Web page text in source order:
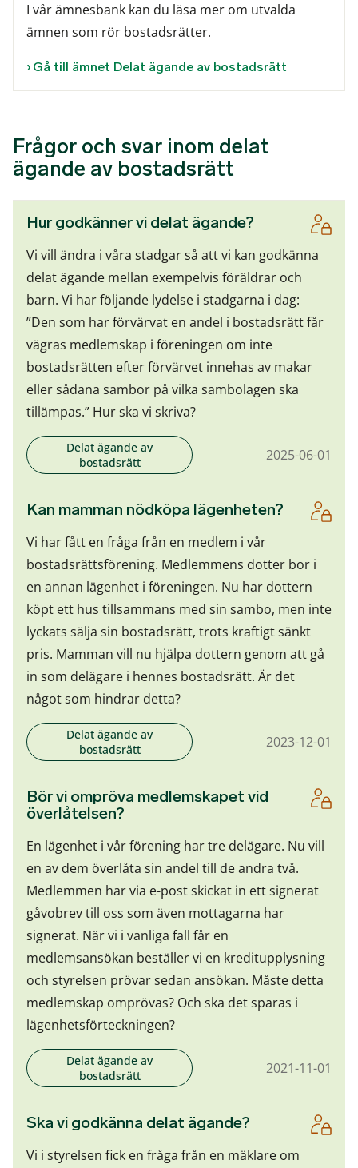
I vår ämnesbank kan du läsa mer om utvalda
ämnen som rör bostadsrätter.
Gå till ämnet Delat ägande av bostadsrätt
Frågor och svar inom delat
ägande av bostadsrätt
Hur godkänner vi delat ägande?
Vi vill ändra i våra stadgar så att vi kan godkänna
delat ägande mellan exempelvis föräldrar och
barn. Vi har följande lydelse i stadgarna i dag:
”Den som har förvärvat en andel i bostadsrätt får
vägras medlemskap i föreningen om inte
bostadsrätten efter förvärvet innehas av makar
eller sådana sambor på vilka sambolagen ska
tillämpas.” Hur ska vi skriva?
Delat ägande av
bostadsrätt
2025-06-01
Kan mamman nödköpa lägenheten?
Vi har fått en fråga från en medlem i vår
bostadsrättsförening. Medlemmens dotter bor i
en annan lägenhet i föreningen. Nu har dottern
köpt ett hus tillsammans med sin sambo, men inte
lyckats sälja sin bostadsrätt, trots kraftigt sänkt
pris. Mamman vill nu hjälpa dottern genom att gå
in som delägare i hennes bostadsrätt. Är det
något som hindrar detta?
Delat ägande av
bostadsrätt
2023-12-01
Bör vi ompröva medlemskapet vid
överlåtelsen?
En lägenhet i vår förening har tre delägare. Nu vill
en av dem överlåta sin andel till de andra två.
Medlemmen har via e-post skickat in ett signerat
gåvobrev till oss som även mottagarna har
signerat. När vi i vanliga fall får en
medlemsansökan beställer vi en kreditupplysning
och styrelsen prövar sedan ansökan. Måste detta
medlemskap omprövas? Och ska det sparas i
lägenhetsförteckningen?
Delat ägande av
bostadsrätt
2021-11-01
Ska vi godkänna delat ägande?
Vi i styrelsen fick en fråga från en mäklare om